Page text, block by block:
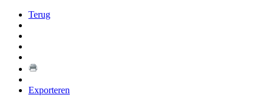
Terug
Exporteren